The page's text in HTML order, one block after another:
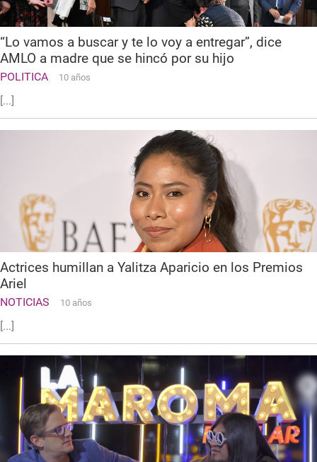
“Lo vamos a buscar y te lo voy a entregar”, dice
AMLO a madre que se hincó por su hijo
POLITICA 10 años
[...]
Actrices humillan a Yalitza Aparicio en los Premios
Ariel
NOTICIAS 10 años
[...]